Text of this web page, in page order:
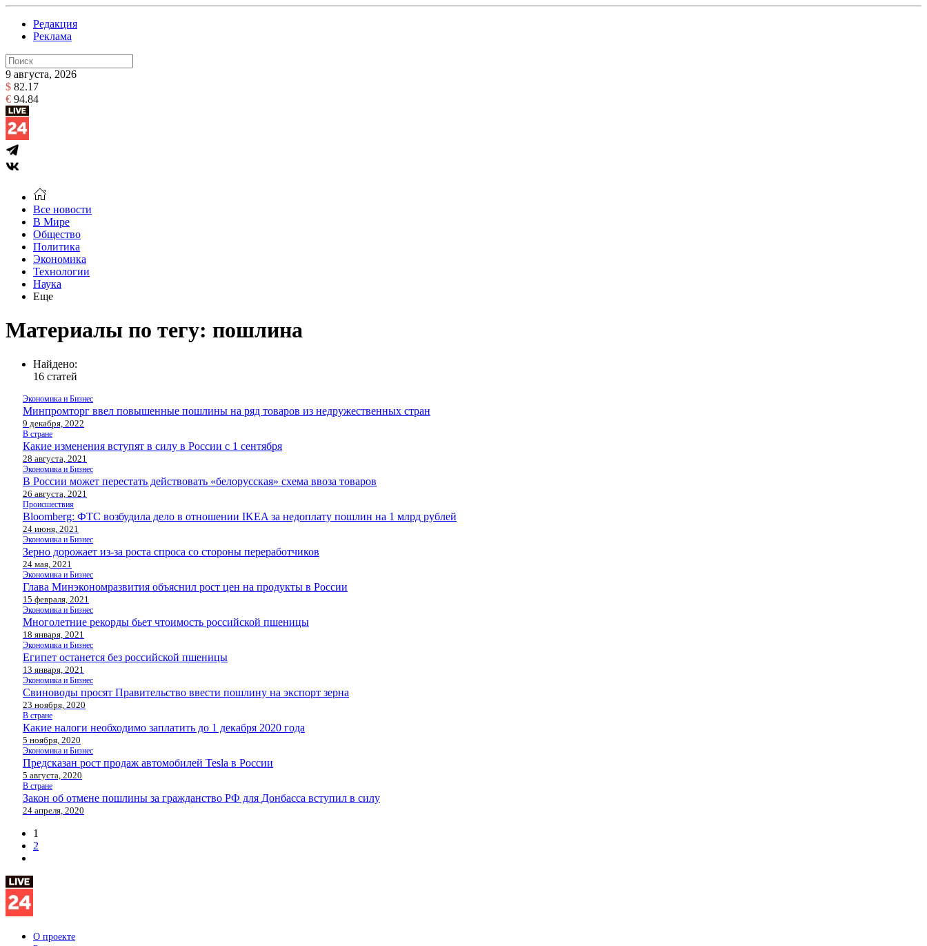
Редакция
Реклама
9 августа, 2026
$ 82.17
€ 94.84
Все новости
В Мире
Общество
Политика
Экономика
Технологии
Наука
Еще
Материалы по тегу: пошлина
Найдено:
16 статей
Экономика и Бизнес
Минпромторг ввел повышенные пошлины на ряд товаров из недружественных стран
9 декабря, 2022
В стране
Какие изменения вступят в силу в России с 1 сентября
28 августа, 2021
Экономика и Бизнес
В России может перестать действовать «белорусская» схема ввоза товаров
26 августа, 2021
Происшествия
Bloomberg: ФТС возбудила дело в отношении IKEA за недоплату пошлин на 1 млрд рублей
24 июня, 2021
Экономика и Бизнес
Зерно дорожает из-за роста спроса со стороны переработчиков
24 мая, 2021
Экономика и Бизнес
Глава Минэкономразвития объяснил рост цен на продукты в России
15 февраля, 2021
Экономика и Бизнес
Многолетние рекорды бьет чтоимость российской пшеницы
18 января, 2021
Экономика и Бизнес
Египет останется без российской пшеницы
13 января, 2021
Экономика и Бизнес
Свиноводы просят Правительство ввести пошлину на экспорт зерна
23 ноября, 2020
В стране
Какие налоги необходимо заплатить до 1 декабря 2020 года
5 ноября, 2020
Экономика и Бизнес
Предсказан рост продаж автомобилей Tesla в России
5 августа, 2020
В стране
Закон об отмене пошлины за гражданство РФ для Донбасса вступил в силу
24 апреля, 2020
1
2
О проекте